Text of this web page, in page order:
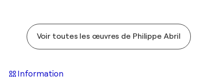
Voir toutes les œuvres de Philippe Abril
Information